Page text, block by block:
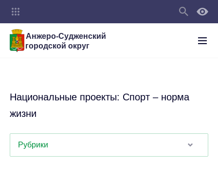
Анжеро-Судженский
городской округ
Национальные проекты: Спорт – норма
жизни
Рубрики